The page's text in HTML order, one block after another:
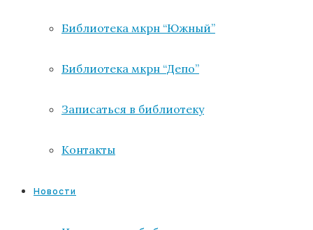
Библиотека мкрн “Южный”
Библиотека мкрн “Депо”
Записаться в библиотеку
Контакты
Новости